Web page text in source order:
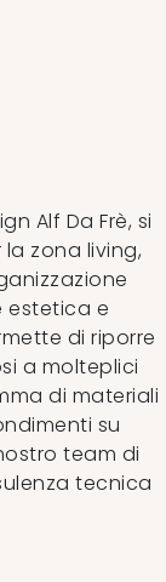
Alf Da Frè, si
zona living,
estetica e
di riporre
a molteplici
di materiali
su
team di
tecnica